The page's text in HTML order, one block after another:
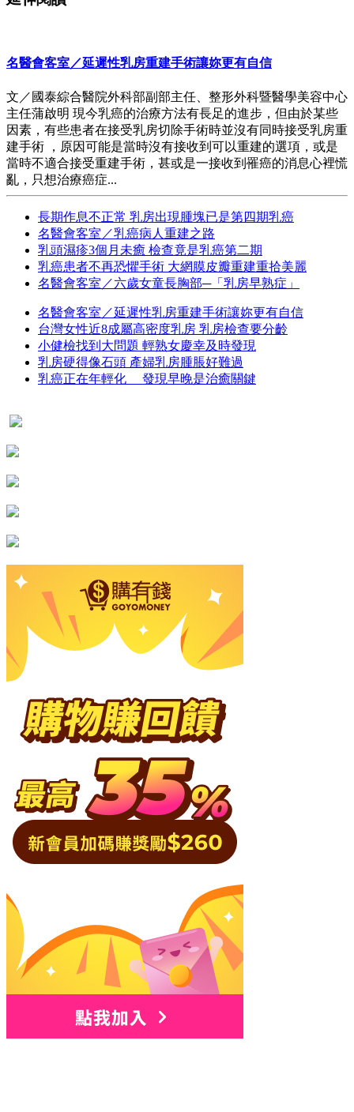
名醫會客室／延遲性乳房重建手術讓妳更有自信
文／國泰綜合醫院外科部副部主任、整形外科暨醫學美容中心
主任蒲啟明 現今乳癌的治療方法有長足的進步，但由於某些
因素，有些患者在接受乳房切除手術時並沒有同時接受乳房重
建手術 ，原因可能是當時沒有接收到可以重建的選項，或是
當時不適合接受重建手術，甚或是一接收到罹癌的消息心裡慌
亂，只想治療癌症...
長期作息不正常 乳房出現腫塊已是第四期乳癌
名醫會客室／乳癌病人重建之路
乳頭濕疹3個月未癒 檢查竟是乳癌第二期
乳癌患者不再恐懼手術 大網膜皮瓣重建重拾美麗
名醫會客室／六歲女童長胸部─「乳房早熟症」
名醫會客室／延遲性乳房重建手術讓妳更有自信
台灣女性近8成屬高密度乳房 乳房檢查要分齡
小健檢找到大問題 輕熟女慶幸及時發現
乳房硬得像石頭 產婦乳房腫脹好難過
乳癌正在年輕化 發現早晚是治癒關鍵